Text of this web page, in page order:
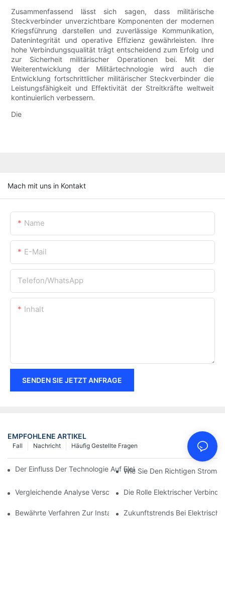
Zusammenfassend lässt sich sagen, dass militärische
Steckverbinder unverzichtbare Komponenten der modernen
Kriegsführung darstellen und zuverlässige Kommunikation,
Datenintegrität und operative Effizienz gewährleisten. Ihre
hohe Verbindungsqualität trägt entscheidend zum Erfolg und
zur Sicherheit militärischer Operationen bei. Mit der
Weiterentwicklung der Militärtechnologie wird auch die
Entwicklung fortschrittlicher militärischer Steckverbinder die
Leistungsfähigkeit und Effektivität der Streitkräfte weltweit
kontinuierlich verbessern.
Die
Mach mit uns in Kontakt
Name
E-Mail
Telefon/WhatsApp
Inhalt
SENDEN SIE JETZT ANFRAGE
EMPFOHLENE ARTIKEL
Häufig Gestellte Fragen
Nachricht
Fall
Der Einfluss Der Technologie Auf Elektrische Verbindungen In
Wie Sie Den Richtigen
Vergleichende Analyse Verschiedener Arten Von Elektrischen
Die Rolle Elektrischer
Bewährte Verfahren Zur Instandhaltung Elektrischer
Zukunftstrends Bei